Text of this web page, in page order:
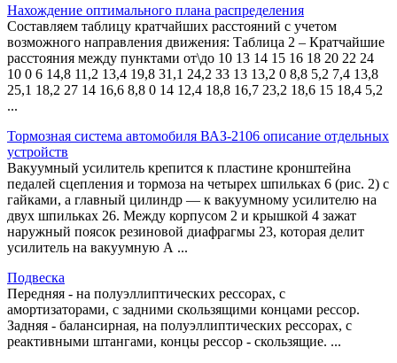
Нахождение оптимального плана распределения
Составляем таблицу кратчайших расстояний с учетом
возможного направления движения: Таблица 2 – Кратчайшие
расстояния между пунктами от\до 10 13 14 15 16 18 20 22 24
10 0 6 14,8 11,2 13,4 19,8 31,1 24,2 33 13 13,2 0 8,8 5,2 7,4 13,8
25,1 18,2 27 14 16,6 8,8 0 14 12,4 18,8 16,7 23,2 18,6 15 18,4 5,2
...
Тормозная система автомобиля ВАЗ-2106 описание отдельных
устройств
Вакуумный усилитель крепится к пластине кронштейна
педалей сцепления и тормоза на четырех шпильках 6 (рис. 2) с
гайками, а главный цилиндр — к вакуумному усилителю на
двух шпильках 26. Между корпусом 2 и крышкой 4 зажат
наружный поясок резиновой диафрагмы 23, которая делит
усилитель на вакуумную А ...
Подвеска
Передняя - на полуэллиптических рессорах, с
амортизаторами, с задними скользящими концами рессор.
Задняя - балансирная, на полуэллиптических рессорах, с
реактивными штангами, концы рессор - скользящие. ...